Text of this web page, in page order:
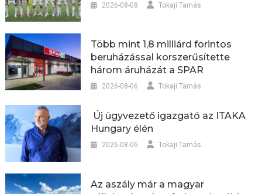
2026-08-08 Tokaji Tamás
Több mint 1,8 milliárd forintos
beruházással korszerűsítette
három áruházát a SPAR
2026-08-06 Tokaji Tamás
Új ügyvezető igazgató az ITAKA
Hungary élén
2026-08-06 Tokaji Tamás
Az aszály már a magyar